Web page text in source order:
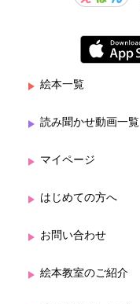
絵本一覧
読み聞かせ動画一覧
マイページ
はじめての方へ
お問い合わせ
絵本教室のご紹介